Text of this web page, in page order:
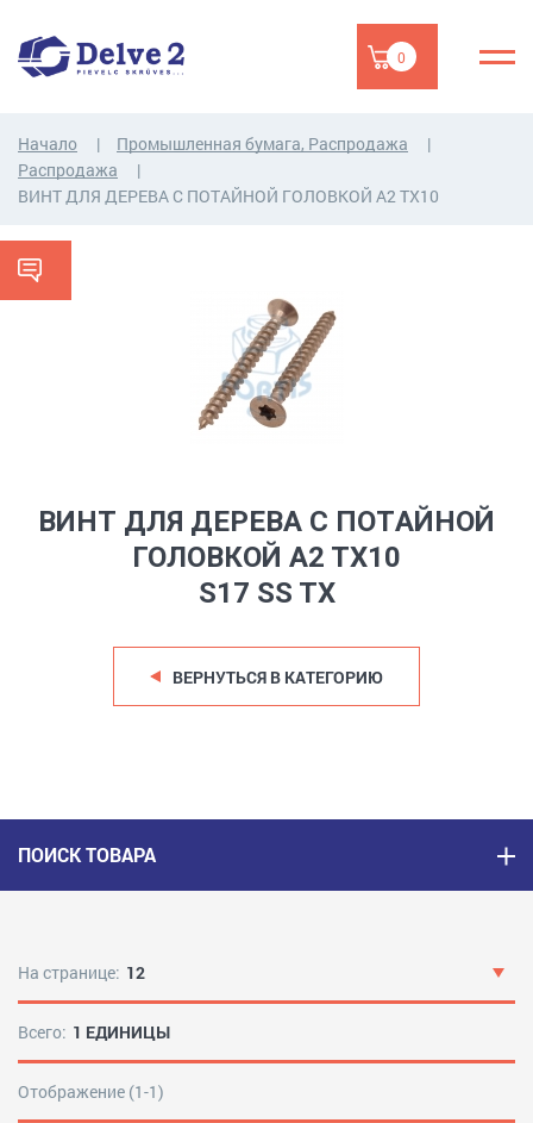
0
Начало
Промышленная бумага, Распродажа
Распродажа
ВИНТ ДЛЯ ДEPEBA С ПОTАЙНОЙ ГОЛОВКОЙ A2 TX10
ВИНТ ДЛЯ ДEPEBA С ПОTАЙНОЙ
ГОЛОВКОЙ A2 TX10
S17 SS TX
ВЕРНУТЬСЯ В КАТЕГОРИЮ
ПОИСК ТОВАРА
На странице: 12
Всего: 1 ЕДИНИЦЫ
Отображение (1-1)